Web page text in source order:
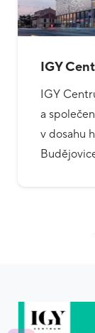
IGY
IGY
a
v dosahu